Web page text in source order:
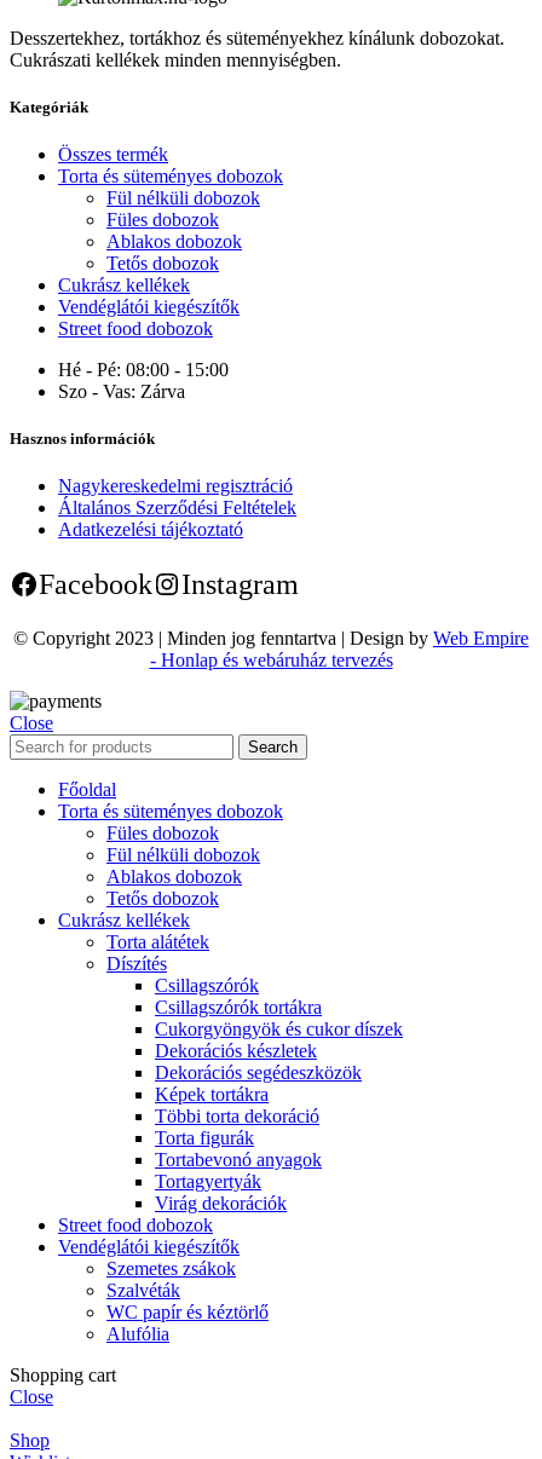
Desszertekhez, tortákhoz és süteményekhez kínálunk dobozokat.
Cukrászati kellékek minden mennyiségben.
Kategóriák
Összes termék
Torta és süteményes dobozok
Fül nélküli dobozok
Füles dobozok
Ablakos dobozok
Tetős dobozok
Cukrász kellékek
Vendéglátói kiegészítők
Street food dobozok
Hé - Pé: 08:00 - 15:00
Szo - Vas: Zárva
Hasznos információk
Nagykereskedelmi regisztráció
Általános Szerződési Feltételek
Adatkezelési tájékoztató
Facebook Instagram
© Copyright 2023 | Minden jog fenntartva | Design by Web Empire
- Honlap és webáruház tervezés
Close
Search
Főoldal
Torta és süteményes dobozok
Füles dobozok
Fül nélküli dobozok
Ablakos dobozok
Tetős dobozok
Cukrász kellékek
Torta alátétek
Díszítés
Csillagszórók
Csillagszórók tortákra
Cukorgyöngyök és cukor díszek
Dekorációs készletek
Dekorációs segédeszközök
Képek tortákra
Többi torta dekoráció
Torta figurák
Tortabevonó anyagok
Tortagyertyák
Virág dekorációk
Street food dobozok
Vendéglátói kiegészítők
Szemetes zsákok
Szalvéták
WC papír és kéztörlő
Alufólia
Shopping cart
Close
Shop